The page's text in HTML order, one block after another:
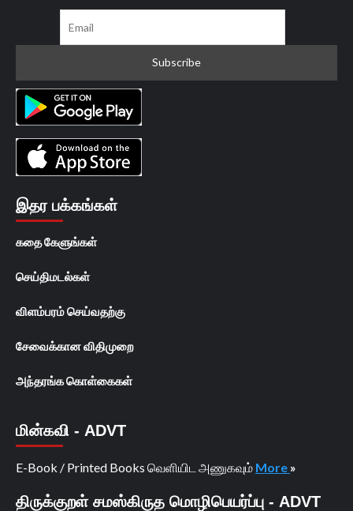
இதர பக்கங்கள்
கதை கேளுங்கள்
செய்திமடல்கள்
விளம்பரம் செய்வதற்கு
சேவைக்கான விதிமுறை
அந்தரங்க கொள்கைகள்
மின்கவி - ADVT
E-Book / Printed Books வெளியிட அணுகவும் More »
திருக்குறள் சமஸ்கிருத மொழிபெயர்ப்பு - ADVT